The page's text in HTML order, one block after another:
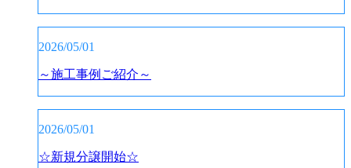
2026/05/01
～施工事例ご紹介～
2026/05/01
☆新規分譲開始☆